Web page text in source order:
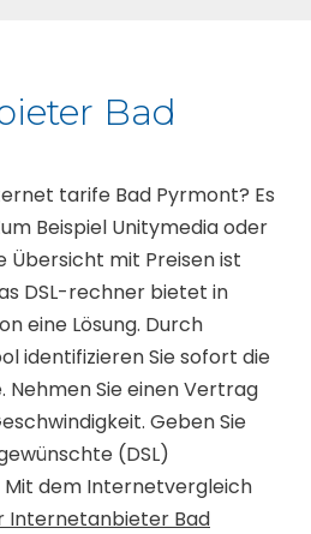
Bad
tarife Bad Pyrmont? Es
Beispiel Unitymedia oder
Übersicht mit Preisen ist
DSL-rechner bietet in
eine Lösung. Durch
identifizieren Sie sofort die
Nehmen Sie einen Vertrag
Geben Sie
(DSL)
Mit dem Internetvergleich
Internetanbieter Bad